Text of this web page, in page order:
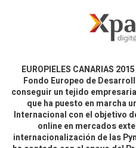
EUROPIELES CANARIAS
Fondo Europeo de
conseguir un tejido
que ha puesto en marcha
Internacional con el objetivo
online en mercados
internacionalización de las